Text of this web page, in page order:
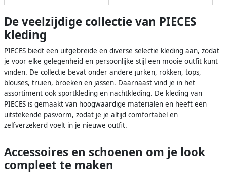
De veelzijdige collectie van PIECES
kleding
PIECES biedt een uitgebreide en diverse selectie kleding aan, zodat
je voor elke gelegenheid en persoonlijke stijl een mooie outfit kunt
vinden. De collectie bevat onder andere jurken, rokken, tops,
blouses, truien, broeken en jassen. Daarnaast vind je in het
assortiment ook sportkleding en nachtkleding. De kleding van
PIECES is gemaakt van hoogwaardige materialen en heeft een
uitstekende pasvorm, zodat je je altijd comfortabel en
zelfverzekerd voelt in je nieuwe outfit.
Accessoires en schoenen om je look
compleet te maken